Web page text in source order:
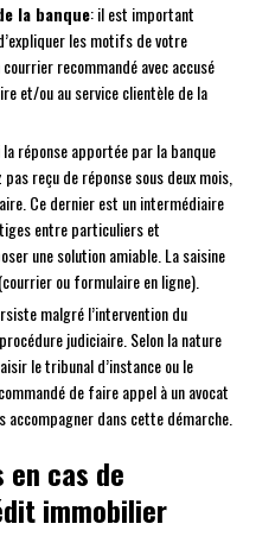
la banque: il est important
les motifs de votre
recommandé avec accusé
et/ou au service clientèle de la
la réponse apportée par la banque
pas reçu de réponse sous deux mois,
Ce dernier est un intermédiaire
entre particuliers et
une solution amiable. La saisine
ou formulaire en ligne).
malgré l’intervention du
judiciaire. Selon la nature
le tribunal d’instance ou le
de faire appel à un avocat
accompagner dans cette démarche.
cas de
immobilier